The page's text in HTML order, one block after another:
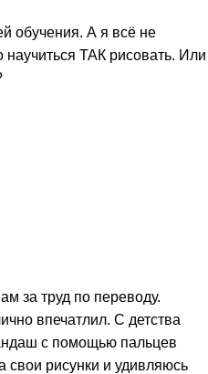
обучения. А я всё не
ТАК рисовать. Или
за труд по переводу.
впечатлил. С детства
с помощью пальцев
свои рисунки и удивляюсь